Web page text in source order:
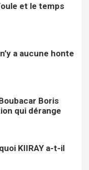
et le temps
a aucune honte
Boris
qui dérange
KIIRAY a-t-il